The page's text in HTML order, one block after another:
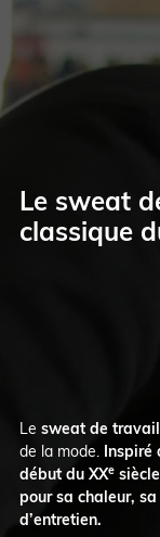
Le sweat
classique
Le sweat de travail
de la mode. Inspiré
début du XXe
pour sa chaleur,
d’entretien.